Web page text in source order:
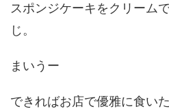
スポンジケーキをクリーム
じ。
まいうー
できればお店で優雅に食い